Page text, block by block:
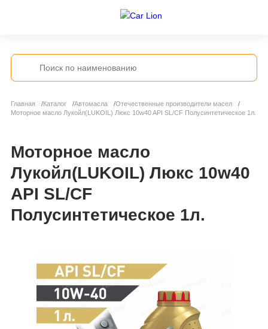
Главная Каталог Автомасла
Отечественные производители масел
Моторное масло Лукойл(LUKOIL) Люкс 10w40 API SL/CF Полусинтетическое 1л.
Моторное масло
Лукойл(LUKOIL) Люкс 10w40
API SL/CF
Полусинтетическое 1л.